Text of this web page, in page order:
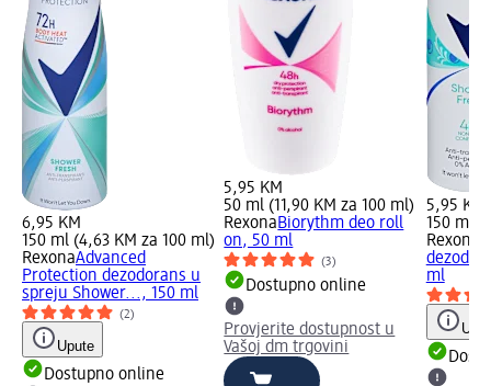
6,95 KM
150 ml (4,63 KM za 100 ml)
RexonaAdvanced
Protection dezodorans u
spreju Shower..., 150 ml
(2)
Upute
Dostupno online
5,95 KM
50 ml (11,90 KM za 100 ml)
RexonaBiorythm deo roll
on, 50 ml
(3)
Dostupno online
Provjerite dostupnost u
Vašoj dm trgovini
5,95 KM
150 ml
Rexona
ml